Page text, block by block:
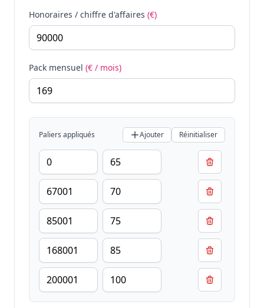
Honoraires / chiffre d'affaires (€)
Pack mensuel (€ / mois)
Paliers appliqués Ajouter Réinitialiser